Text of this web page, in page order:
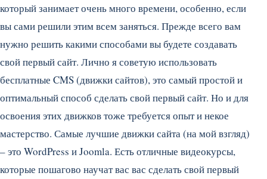
который занимает очень много времени, особенно, если
вы сами решили этим всем заняться. Прежде всего вам
нужно решить какими способами вы будете создавать
свой первый сайт. Лично я советую использовать
бесплатные CMS (движки сайтов), это самый простой и
оптимальный способ сделать свой первый сайт. Но и для
освоения этих движков тоже требуется опыт и некое
мастерство. Самые лучшие движки сайта (на мой взгляд)
– это WordPress и Joomla. Есть отличные видеокурсы,
которые пошагово научат вас вас сделать свой первый